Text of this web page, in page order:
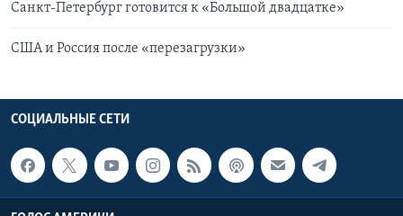
Санкт-Петербург готовится к «Большой двадцатке»
США и Россия после «перезагрузки»
СОЦИАЛЬНЫЕ СЕТИ